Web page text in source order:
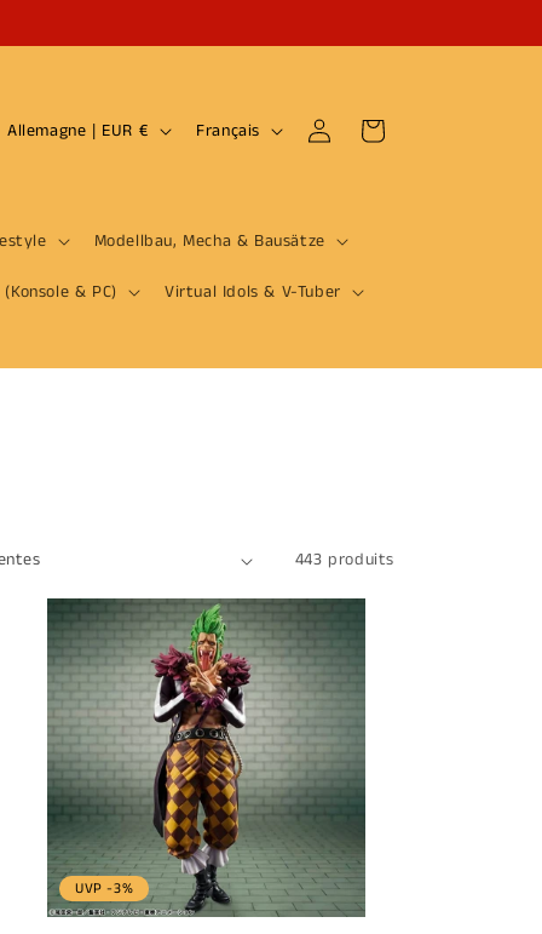
Modellbau, Mecha & Bausätze
& PC) Virtual Idols & V-Tuber
P
Allemagne | EUR €
g
u
Français Connexion Panier
443 produits
UVP -3%